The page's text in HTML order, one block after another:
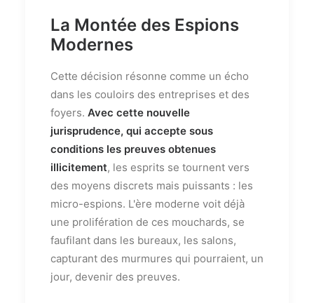
La Montée des Espions
Modernes
Cette décision résonne comme un écho
dans les couloirs des entreprises et des
foyers. Avec cette nouvelle
jurisprudence, qui accepte sous
conditions les preuves obtenues
illicitement, les esprits se tournent vers
des moyens discrets mais puissants : les
micro-espions. L'ère moderne voit déjà
une prolifération de ces mouchards, se
faufilant dans les bureaux, les salons,
capturant des murmures qui pourraient, un
jour, devenir des preuves.